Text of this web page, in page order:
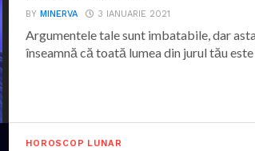
BYMINERVA 3 IANUARIE 2021
Argumentele tale sunt imbatabile, dar
înseamnă că toată lumea din jurul tău este
HOROSCOP LUNAR